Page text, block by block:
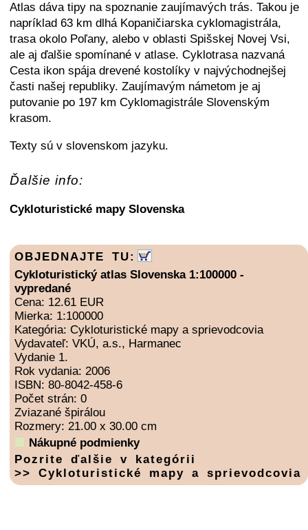
Atlas dáva tipy na spoznanie zaujímavých trás. Takou je
napríklad 63 km dlhá Kopaničiarska cyklomagistrála,
trasa okolo Poľany, alebo v oblasti Spišskej Novej Vsi,
ale aj ďalšie spomínané v atlase. Cyklotrasa nazvaná
Cesta ikon spája drevené kostolíky v najvýchodnejšej
časti našej republiky. Zaujímavým námetom je aj
putovanie po 197 km Cyklomagistrále Slovenským
krasom.
Texty sú v slovenskom jazyku.
Ďalšie info:
Cykloturistické mapy Slovenska
OBJEDNAJTE TU:
Cykloturistický atlas Slovenska 1:100000 -
vypredané
Cena: 12.61 EUR
Mierka: 1:100000
Kategória: Cykloturistické mapy a sprievodcovia
Vydavateľ: VKÚ, a.s., Harmanec
Vydanie 1.
Rok vydania: 2006
ISBN: 80-8042-458-6
Počet strán: 0
Zviazané špirálou
Rozmery: 21.00 x 30.00 cm
Nákupné podmienky
Pozrite ďalšie v kategórii
>> Cykloturistické mapy a sprievodcovia